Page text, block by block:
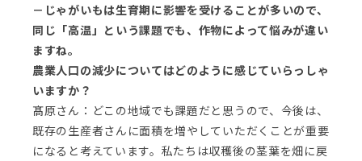
－じゃがいもは生育期に影響を受けることが多いので、
同じ「高温」という課題でも、作物によって悩みが違い
ますね。
農業人口の減少についてはどのように感じていらっしゃ
いますか？
髙原さん：どこの地域でも課題だと思うので、今後は、
既存の生産者さんに面積を増やしていただくことが重要
になると考えています。私たちは収穫後の茎葉を畑に戻